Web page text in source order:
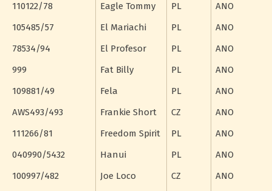
110122/78
Eagle Tommy PL
ANO
105485/57
El Mariachi PL
ANO
78534/94
El Profesor PL
ANO
999
Fat Billy PL
ANO
109881/49
Fela PL
ANO
AWS493/493
Frankie Short CZ
ANO
111266/81
Freedom Spirit PL
ANO
040990/5432
Hanui PL
ANO
100997/482
Joe Loco CZ
ANO